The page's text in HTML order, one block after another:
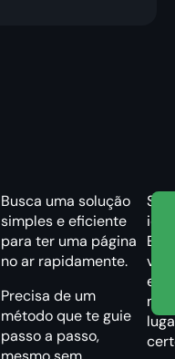
Busca uma solução
simples e eficiente
para ter uma página
no ar rapidamente.
Precisa de um
método que te guie
passo a passo,
Se
no